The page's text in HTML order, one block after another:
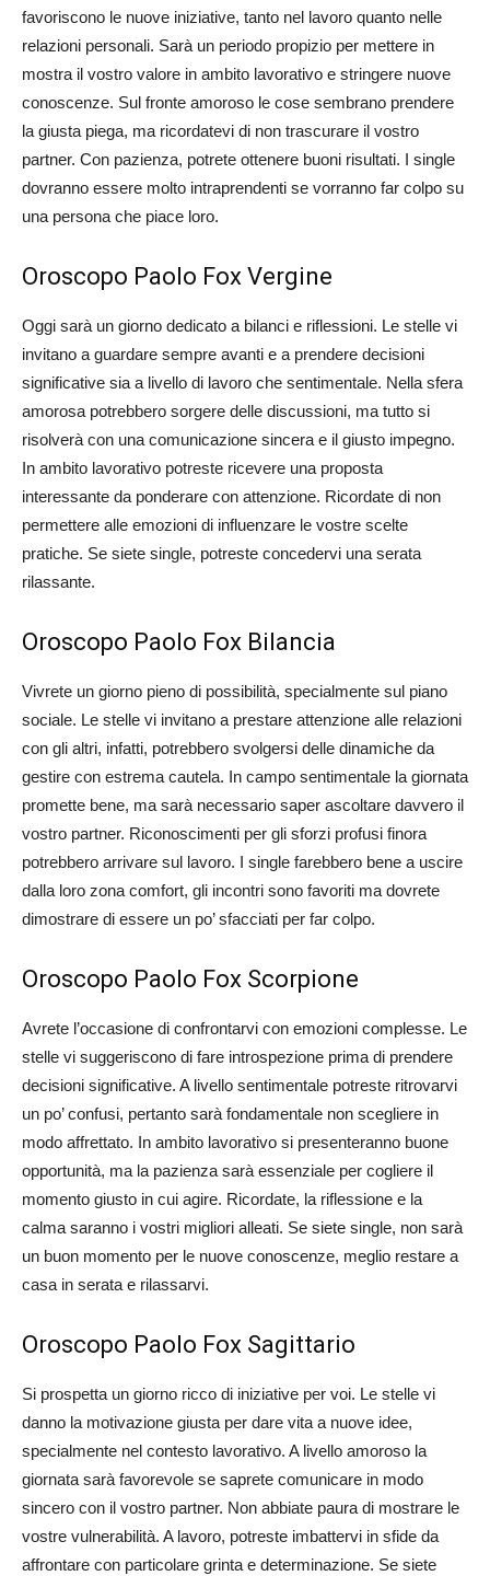
favoriscono le nuove iniziative, tanto nel lavoro quanto nelle
relazioni personali. Sarà un periodo propizio per mettere in
mostra il vostro valore in ambito lavorativo e stringere nuove
conoscenze. Sul fronte amoroso le cose sembrano prendere
la giusta piega, ma ricordatevi di non trascurare il vostro
partner. Con pazienza, potrete ottenere buoni risultati. I single
dovranno essere molto intraprendenti se vorranno far colpo su
una persona che piace loro.
Oroscopo Paolo Fox Vergine
Oggi sarà un giorno dedicato a bilanci e riflessioni. Le stelle vi
invitano a guardare sempre avanti e a prendere decisioni
significative sia a livello di lavoro che sentimentale. Nella sfera
amorosa potrebbero sorgere delle discussioni, ma tutto si
risolverà con una comunicazione sincera e il giusto impegno.
In ambito lavorativo potreste ricevere una proposta
interessante da ponderare con attenzione. Ricordate di non
permettere alle emozioni di influenzare le vostre scelte
pratiche. Se siete single, potreste concedervi una serata
rilassante.
Oroscopo Paolo Fox Bilancia
Vivrete un giorno pieno di possibilità, specialmente sul piano
sociale. Le stelle vi invitano a prestare attenzione alle relazioni
con gli altri, infatti, potrebbero svolgersi delle dinamiche da
gestire con estrema cautela. In campo sentimentale la giornata
promette bene, ma sarà necessario saper ascoltare davvero il
vostro partner. Riconoscimenti per gli sforzi profusi finora
potrebbero arrivare sul lavoro. I single farebbero bene a uscire
dalla loro zona comfort, gli incontri sono favoriti ma dovrete
dimostrare di essere un po’ sfacciati per far colpo.
Oroscopo Paolo Fox Scorpione
Avrete l’occasione di confrontarvi con emozioni complesse. Le
stelle vi suggeriscono di fare introspezione prima di prendere
decisioni significative. A livello sentimentale potreste ritrovarvi
un po’ confusi, pertanto sarà fondamentale non scegliere in
modo affrettato. In ambito lavorativo si presenteranno buone
opportunità, ma la pazienza sarà essenziale per cogliere il
momento giusto in cui agire. Ricordate, la riflessione e la
calma saranno i vostri migliori alleati. Se siete single, non sarà
un buon momento per le nuove conoscenze, meglio restare a
casa in serata e rilassarvi.
Oroscopo Paolo Fox Sagittario
Si prospetta un giorno ricco di iniziative per voi. Le stelle vi
danno la motivazione giusta per dare vita a nuove idee,
specialmente nel contesto lavorativo. A livello amoroso la
giornata sarà favorevole se saprete comunicare in modo
sincero con il vostro partner. Non abbiate paura di mostrare le
vostre vulnerabilità. A lavoro, potreste imbattervi in sfide da
affrontare con particolare grinta e determinazione. Se siete